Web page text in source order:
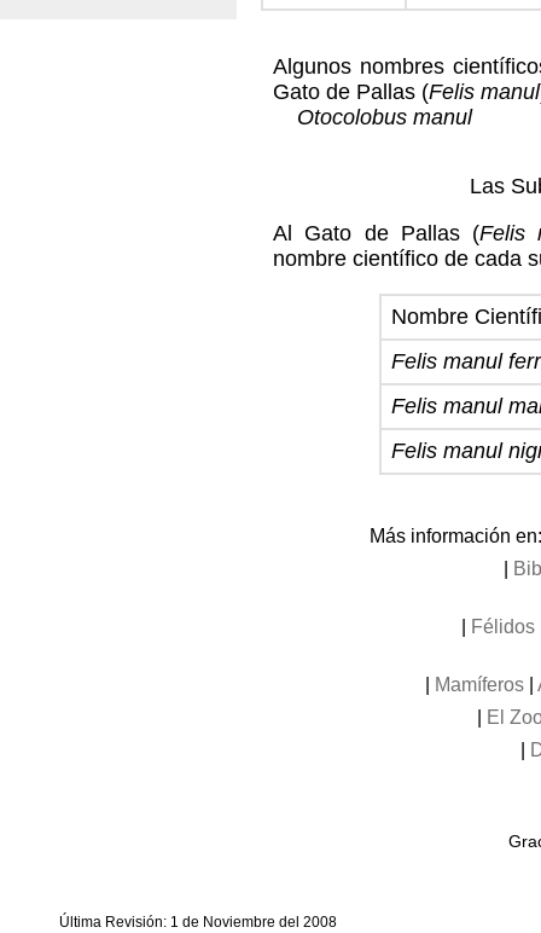
Algunos nombres
Gato de Pallas (Felis manul
Otocolobus manul
Las
Al Gato de Pallas (Felis
nombre científico de cada
Nombre
Felis manul
Felis manul
Felis manul
Más información
Félidos
Mamíferos|
El
Última Revisión: 1 de Noviembre del 2008